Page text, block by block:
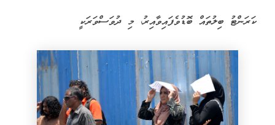
ކަރަންޓު ބިލުތައް ބޮޑުވެފައިވާއިރު، މި ދުވަސްވަރަކީ